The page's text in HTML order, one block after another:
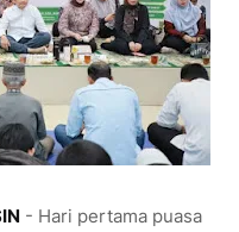
- Hari pertama puasa